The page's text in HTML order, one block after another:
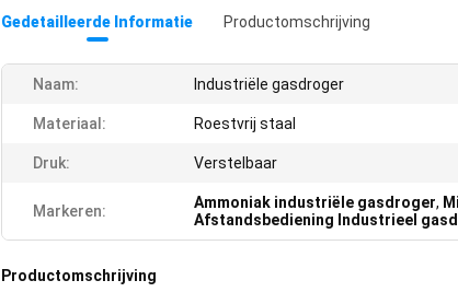
Gedetailleerde Informatie Productomschrijving
Naam: Industriële gasdroger
Materiaal: Roestvrij staal
Druk: Verstelbaar
Markeren: Ammoniak industriële gasdroger,
Afstandsbediening Industrieel
Productomschrijving